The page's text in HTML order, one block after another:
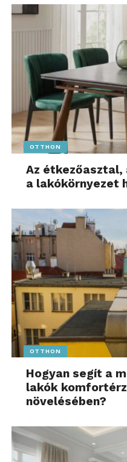
OTTHON
Az
a lakókörnyezet
OTTHON
Hogyan segít a
lakók
növelésében?